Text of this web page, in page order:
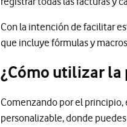
Con la intención de facilitar
que incluye fórmulas y
¿Cómo utilizar
Comenzando por el principio,
personalizable, donde